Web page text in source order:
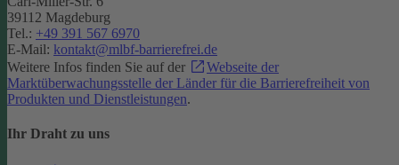
39112 Magdeburg
Tel.: +49 391 567 6970
E-Mail: kontakt@mlbf-barrierefrei.de
Weitere Infos finden Sie auf der
Webseite der
Marktüberwachungsstelle der Länder für die Barrierefreiheit von
Produkten und Dienstleistungen.
Ihr Draht zu uns